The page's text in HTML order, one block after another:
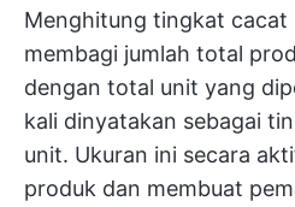
Menghitung tingkat cacat
membagi jumlah total
dengan total unit yang
kali dinyatakan sebagai
unit. Ukuran ini secara
produk dan membuat